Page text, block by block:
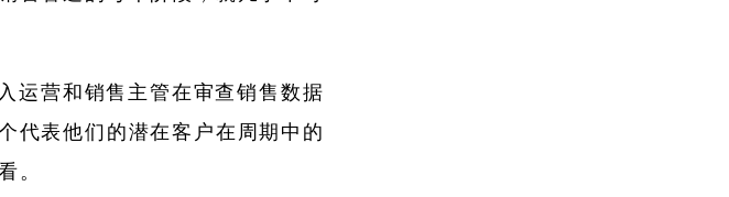
运营和销售主管在审查销售数据
代表他们的潜在客户在周期中的
。